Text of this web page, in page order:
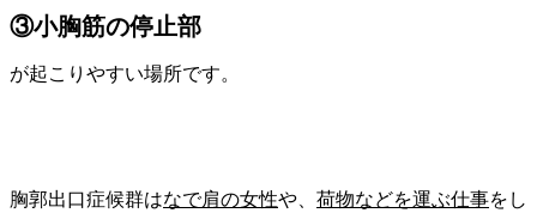
③小胸筋の停止部
が起こりやすい場所です。
胸郭出口症候群はなで肩の女性や、 荷物などを運ぶ仕事をし